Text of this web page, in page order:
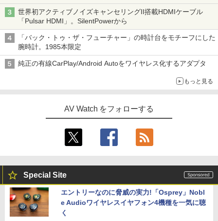
世界初アクティブノイズキャンセリングII搭載HDMIケーブル
「Pulsar HDMI」。SilentPowerから
「バック・トゥ・ザ・フューチャー」の時計台をモチーフにした
腕時計。1985本限定
純正の有線CarPlay/Android Autoをワイヤレス化するアダプタ
もっと見る
AV Watch をフォローする
Special Site
エントリーなのに脅威の実力!「Osprey」Nobl
e Audioワイヤレスイヤフォン4機種を一気に聴
く